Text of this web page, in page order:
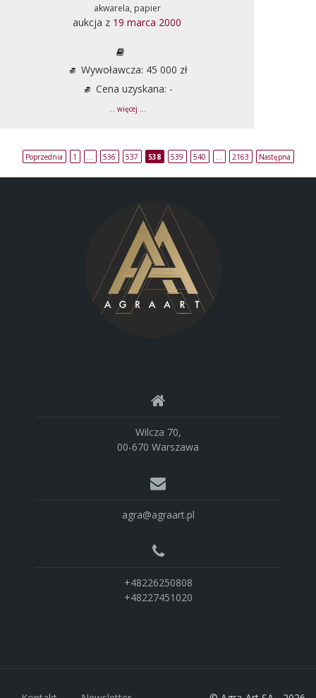
akwarela, papier
aukcja z 19 marca 2000
Wywoławcza: 45 000 zł
Cena uzyskana: -
... więcej ...
Poprzednia 1 536 537 538 539 540 2163 Następna
Wilcza 70,
00-670 Warszawa
agra@agraart.pl
+48226250808
+48227451020